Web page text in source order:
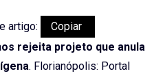
artigo:
Copiar
rejeita projeto que anula
. Florianópolis: Portal